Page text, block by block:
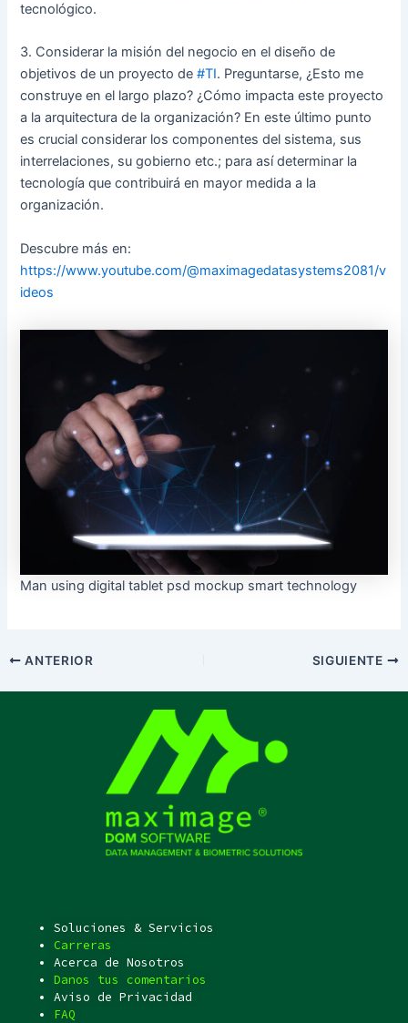
tecnológico.
3. Considerar la misión del negocio en el diseño de
objetivos de un proyecto de#TI. Preguntarse, ¿Esto me
construye en el largo plazo? ¿Cómo impacta este proyecto
a la arquitectura de la organización? En este último punto
es crucial considerar los componentes del sistema, sus
interrelaciones, su gobierno etc.; para así determinar la
tecnología que contribuirá en mayor medida a la
organización.
Descubre más en:
https://www.youtube.com/@maximagedatasystems2081/v
ideos
Man using digital tablet psd mockup smart technology
ANTERIOR SIGUIENTE
Soluciones & Servicios
Carreras
Acerca de Nosotros
Danos tus comentarios
Aviso de Privacidad
FAQ